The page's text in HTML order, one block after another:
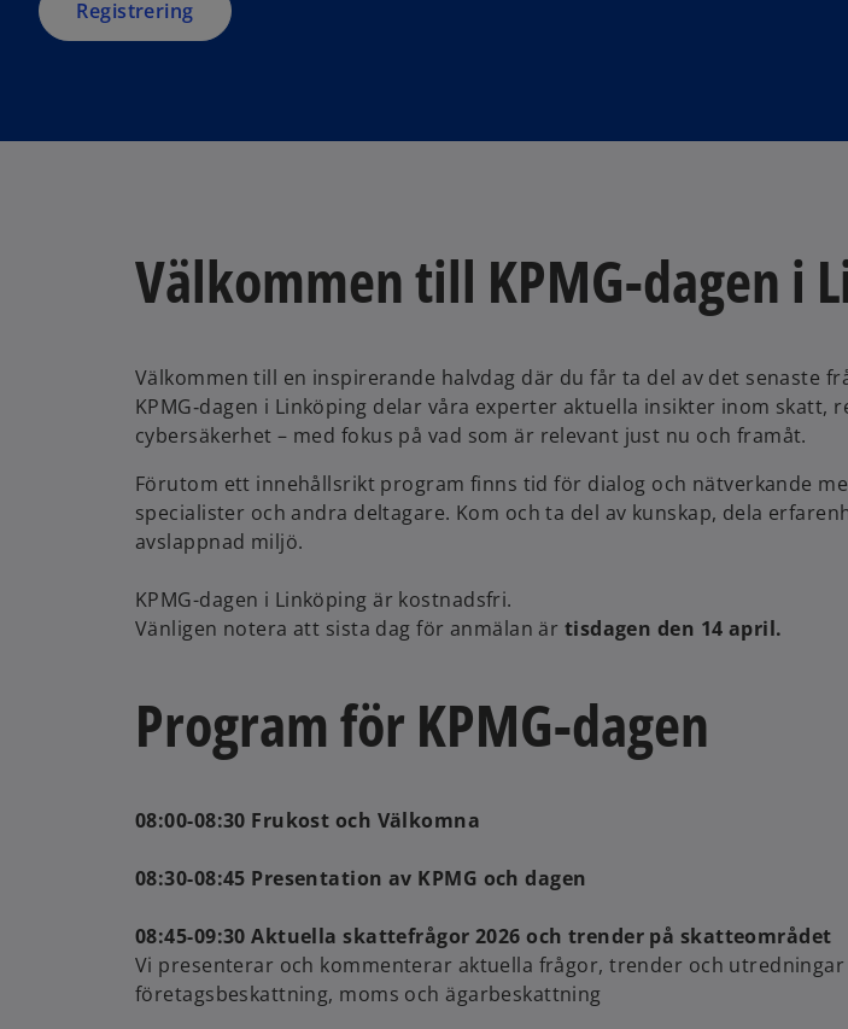
n
w
Registrering
a
n
Välkommen till KPMG-dagen i
Välkommen till en inspirerande halvdag där du får ta del av det senaste
KPMG‑dagen i Linköping delar våra experter aktuella insikter inom skatt,
cybersäkerhet – med fokus på vad som är relevant just nu och framåt.
Förutom ett innehållsrikt program finns tid för dialog och nätverkande
specialister och andra deltagare. Kom och ta del av kunskap, dela
avslappnad miljö.
KPMG-dagen i Linköping är kostnadsfri.
Vänligen notera att sista dag för anmälan är tisdagen den 14 april.
Program för KPMG-dagen
08:00-08:30 Frukost och Välkomna
08:30-08:45 Presentation av KPMG och dagen
08:45-09:30 Aktuella skattefrågor 2026 och trender på skatteområdet
Vi presenterar och kommenterar aktuella frågor, trender och utredningar
företagsbeskattning, moms och ägarbeskattning